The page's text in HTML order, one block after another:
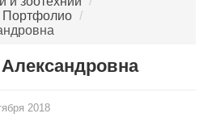
Портфолио /
2018